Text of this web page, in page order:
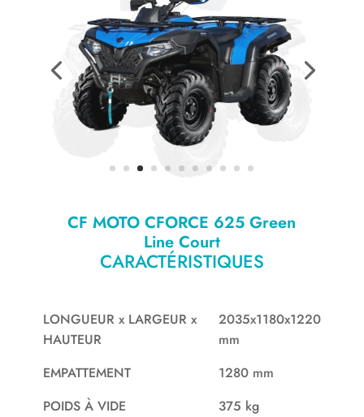
CF MOTO CFORCE 625 Green
Line Court
CARACTÉRISTIQUES
LONGUEUR x LARGEUR x
HAUTEUR
2035x1180x1220
mm
EMPATTEMENT
1280 mm
POIDS À VIDE
375 kg